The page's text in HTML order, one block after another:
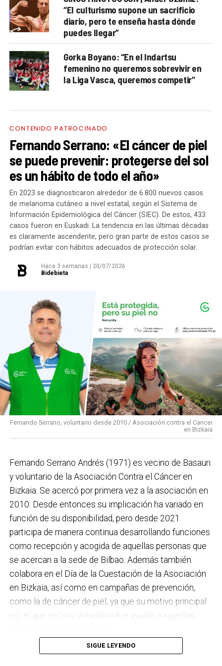
“El culturismo supone un sacrificio
diario, pero te enseña hasta dónde
puedes llegar”
Gorka Boyano: “En el Indartsu
femenino no queremos sobrevivir en
la Liga Vasca, queremos competir”
CONTENIDO PATROCINADO
Fernando Serrano: «El cáncer de piel
se puede prevenir: protegerse del sol
es un hábito de todo el año»
En 2023 se diagnosticaron alrededor de 6.800 nuevos casos
de melanoma cutáneo a nivel estatal, según el Sistema de
Información Epidemiológica del Cáncer (SIEC). De estos, 433
casos fueron en Euskadi. La tendencia en las últimas décadas
es claramente ascendente, pero gran parte de estos casos se
podrían evitar con hábitos adecuados de protección solar.
Hace 3 semanas
20/07/2026
Bidebieta
Fernando Serrano, voluntario desde 2010 / Asociación contra el Cancer
en Bizkaia
Fernando Serrano Andrés (1971) es vecino de Basauri
y voluntario de la Asociación Contra el Cáncer en
Bizkaia. Se acercó por primera vez a la asociación en
2010. Desde entonces su implicación ha variado en
función de su disponibilidad, pero desde 2021
participa de manera continua desarrollando funciones
como recepción y acogida de aquellas personas que
se acercan a la sede de Bilbao. Además también
colabora en el Día de la Cuestación de la Asociación
en Bizkaia, así como en campañas de prevención,
como la de cáncer de piel, ya que su motivo principal
Llega el verano, el sol, el buen tiempo y las ganas
SIGUE LEYENDO